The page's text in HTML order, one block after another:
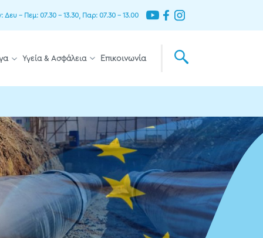
– Πεμ: 07.30 – 13.30, Παρ: 07.30 – 13.00
Υγεία & Ασφάλεια Επικοινωνία